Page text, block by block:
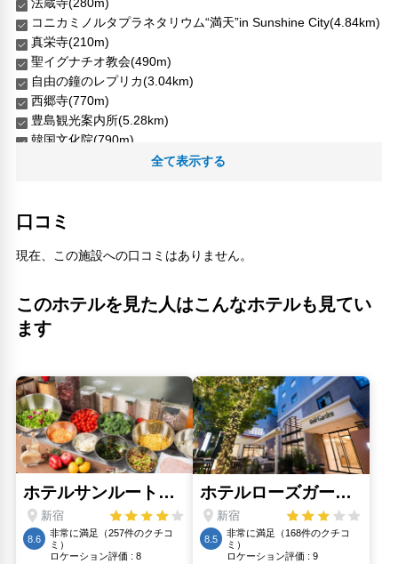
法蔵寺(280m)
コニカミノルタプラネタリウム“満天”in Sunshine City(4.84km)
真栄寺(210m)
聖イグナチオ教会(490m)
自由の鐘のレプリカ(3.04km)
西郷寺(770m)
豊島観光案内所(5.28km)
韓国文化院(790m)
()
全て表示する
口コミ
現在、この施設への口コミはありません。
このホテルを見た人はこんなホテルも見てい
ます